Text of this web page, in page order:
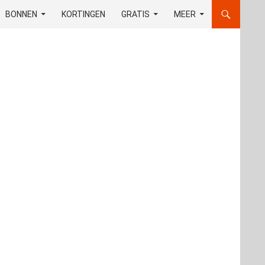
BONNEN KORTINGEN GRATIS MEER